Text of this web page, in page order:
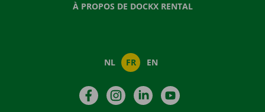
À PROPOS DE DOCKX RENTAL
NL FR EN
FacebookInstagramLinkedIn